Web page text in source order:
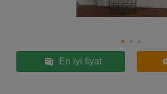
En iyi fiyat